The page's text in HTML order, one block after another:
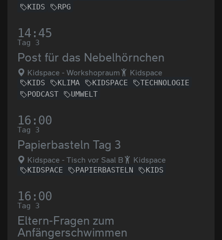
KIDS RPG
14:45
Tag 3
Post für das Nebelhörnchen
Kidspace - Workshopraum Kidspace
KIDS KLIMA KIDSPACE
TECHNOLOGIE
PODCAST
UMWELT
16:00
Tag 3
Papierbasteln Tag 3
Kidspace - Tisch vor Saal B Kidspace
KIDSPACE PAPIERBASTELN KIDS
16:00
Tag 3
Eltern-Fragen zum
Anfängerschwimmen